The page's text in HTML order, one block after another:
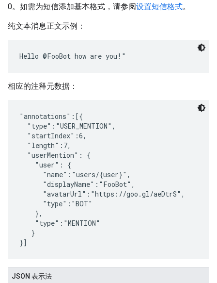
0。如需为短信添加基本格式，请参阅设置短信格式。
纯文本消息正文示例：
相应的注释元数据：
"annotations":[{
  "type":"USER_MENTION",
  "startIndex":6,
  "length":7,
  "userMention": {
    "user": {
      "name":"users/{user}",
      "displayName":"FooBot",
      "avatarUrl":"https://goo.gl/aeDtrS",
      "type":"BOT"
    },
    "type":"MENTION"
   }
JSON 表示法